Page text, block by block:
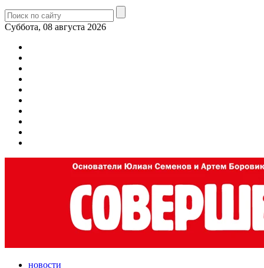
Суббота, 08 августа 2026
новости